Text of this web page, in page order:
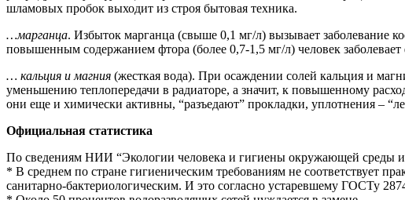
шламовых пробок выходит из строя бытовая техника.
…марганца. Избыток марганца (свыше 0,1 мг/л) вызывает заболевание
повышенным содержанием фтора (более 0,7-1,5 мг/л) человек
… кальция и магния (жесткая вода). При осаждении солей кальция и
уменьшению теплопередачи в радиаторе, а значит, к повышенному
они еще и химически активны, “разъедают” прокладки, уплотнения –
Официальная статистика
По сведениям НИИ “Экологии человека и гигиены окружающей
* В среднем по стране гигиеническим требованиям не соответствует
санитарно-бактериологическим. И это согласно устаревшему ГОСТу